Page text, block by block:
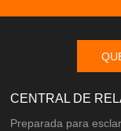
CENTRAL DE
Preparada para